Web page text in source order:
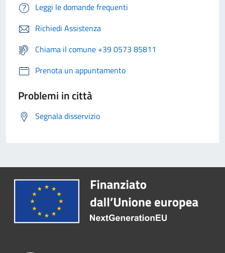
Leggi le domande frequenti
Richiedi Assistenza
Chiama il comune +39 0573 85811
Prenota un appuntamento
Problemi in città
Segnala disservizio